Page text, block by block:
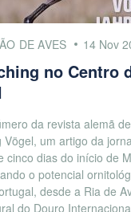
DE AVES 14 Nov
no Centro
da revista alemã de
Vögel, um artigo da
cinco dias do início de
o potencial
desde a Ria de
do Douro